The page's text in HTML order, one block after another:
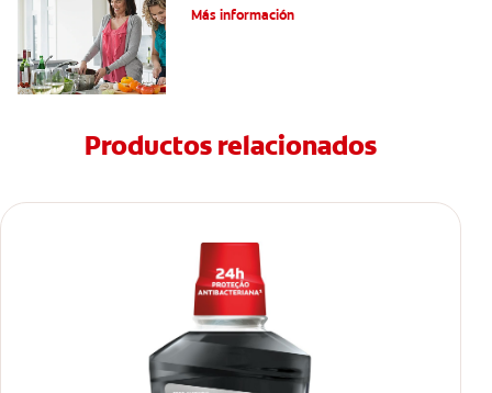
Más información
Productos relacionados